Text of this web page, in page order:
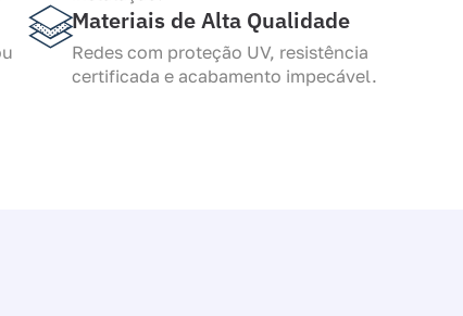
Materiais de Alta Qualidade
Redes com proteção UV, resistência
certificada e acabamento impecável.